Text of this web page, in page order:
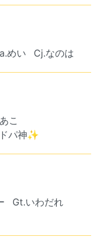
めい Cj.なのは
こ
パ神✨
Gt.いわだれ